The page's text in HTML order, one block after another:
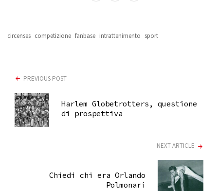
circenses competizione fanbase intrattenimento sport
PREVIOUS POST
Harlem Globetrotters, questione
di prospettiva
NEXT ARTICLE
Chiedi chi era Orlando
Polmonari